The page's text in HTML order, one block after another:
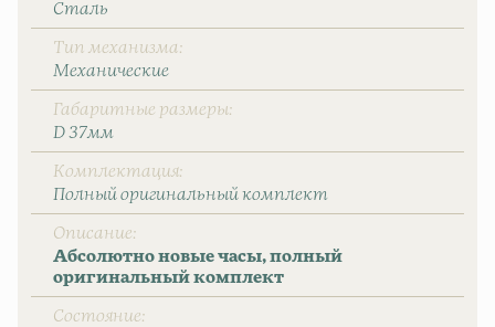
Сталь
Тип механизма
Механические
Габаритные размеры
D 37мм
Комплектация
Полный оригинальный комплект
Описание
Абсолютно новые часы, полный
оригинальный комплект
Состояние